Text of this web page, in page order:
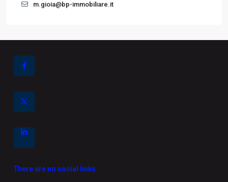
m.gioia@bp-immobiliare.it
There are no social links